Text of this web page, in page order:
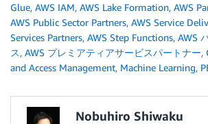
Glue, AWS IAM, AWS Lake Formation, AWS
AWS Public Sector Partners, AWS Service
Services Partners, AWS Step Functions, AWS
ス, AWS プレミアティアサービスパートナー,
and Access Management, Machine Learning,
Nobuhiro Shiwaku